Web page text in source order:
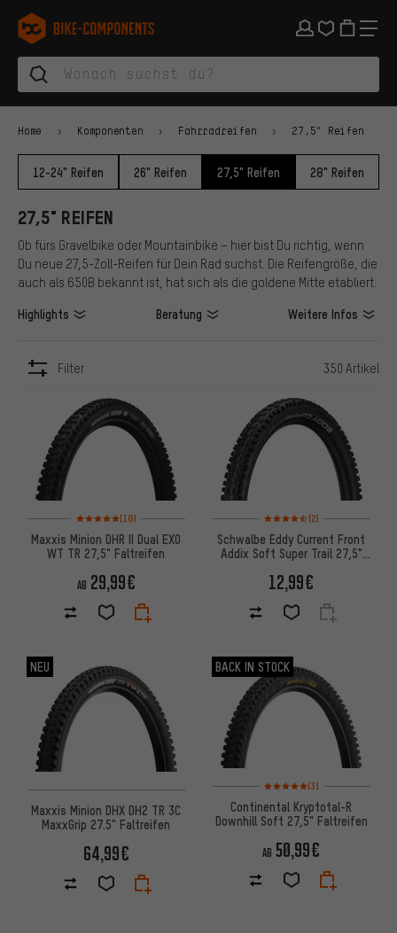
Zur Hauptnavigation springen
Zur Kategorienavigation springen
Zum Inhalt springen
Zu Marken und Newsletter springen
Zur Fußzeile springen
bike-components.de Startseite
Home Komponenten Fahrradreifen 27,5" Reifen
12-24" Reifen 26" Reifen 27,5" Reifen 28" Reifen
27,5" REIFEN
Ob fürs Gravelbike oder Mountainbike – hier bist Du richtig, wenn
Du neue 27,5-Zoll-Reifen für Dein Rad suchst. Die Reifengröße, die
auch als 650B bekannt ist, hat sich als die goldene Mitte etabliert.
Highlights Beratung Weitere Infos
Filter 350 Artikel
Bewertungen: 5 von 5 basierend auf 18 Bewertungen
(18)
Maxxis Minion DHR II Dual EXO
WT TR 27,5" Faltreifen
AB 29,99€
Bewertungen: 4,5 von 5
(2)
Schwalbe Eddy Current Front
Addix Soft Super Trail 27,5"
12,99€
NEU
Maxxis Minion DHX DH2 TR 3C
MaxxGrip 27.5" Faltreifen
64,99€
BACK IN STOCK
Bewertungen: 5 von 5
(3)
Continental Kryptotal-R
Downhill Soft 27,5" Faltreifen
AB 50,99€